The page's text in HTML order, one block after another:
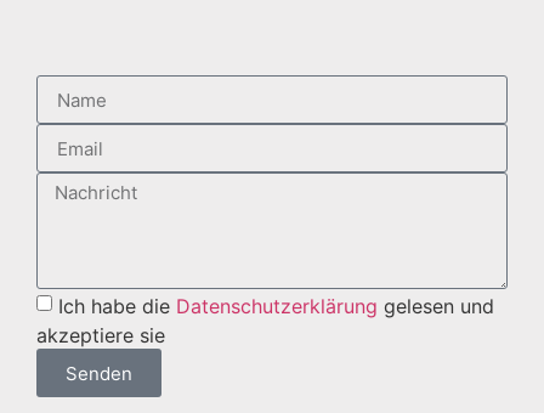
Ich habe die Datenschutzerklärung gelesen und
akzeptiere sie
Senden